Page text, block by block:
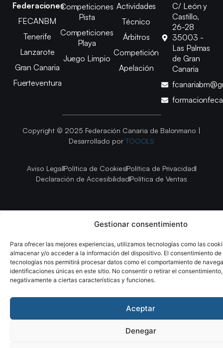
Gestionar consentimiento
Para ofrecer las mejores experiencias, utilizamos tecnologías como las
almacenar y/o acceder a la información del dispositivo. El consentimiento de
tecnologías nos permitirá procesar datos como el comportamiento de
identificaciones únicas en este sitio. No consentir o retirar el
negativamente a ciertas características y funciones.
Aceptar
Denegar
Federaciones
FECANBM
Tenerife
Lanzarote
Gran Canaria
Fuerteventura
Competiciones
Pista
Competiciones
Playa
Juego Limpio
Actividades
Técnico
Árbitros
Competición
Apelación
C/ León y
Castillo,
26-28
35003 -
Las Palmas
de Gran
Canaria
Copyright © 2025 Federación Canaria de Balonmano |
Desarrollado por TOOOLS
Aviso LegalPolítica de CookiesPolítica de Privacidad
Declaración de AccesibilidadPolítica de Ventas